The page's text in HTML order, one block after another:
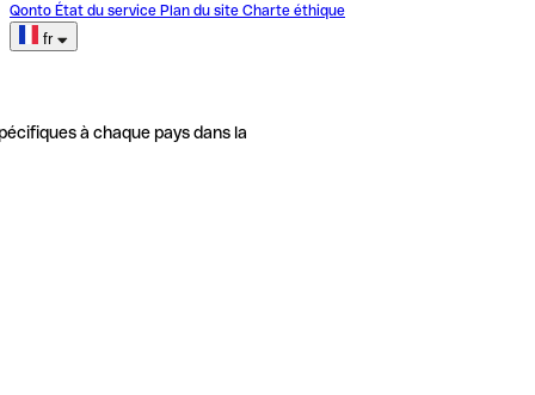
Qonto État du service Plan du site Charte éthique
fr
à chaque pays dans la